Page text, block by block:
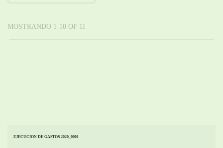
MOSTRANDO 1-10 OF 11
EJECUCION DE GASTOS 2020_0001